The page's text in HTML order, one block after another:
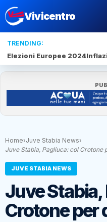
Vivicentro
TRENDING:
Elezioni Europee 2024
Home›Juve Stabia News›
Juve Stabia, Pagliuca: col Crotone
JUVE STABIA NEWS
Juve
Crotone per